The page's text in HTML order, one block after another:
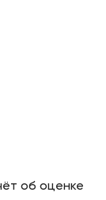
об оценке